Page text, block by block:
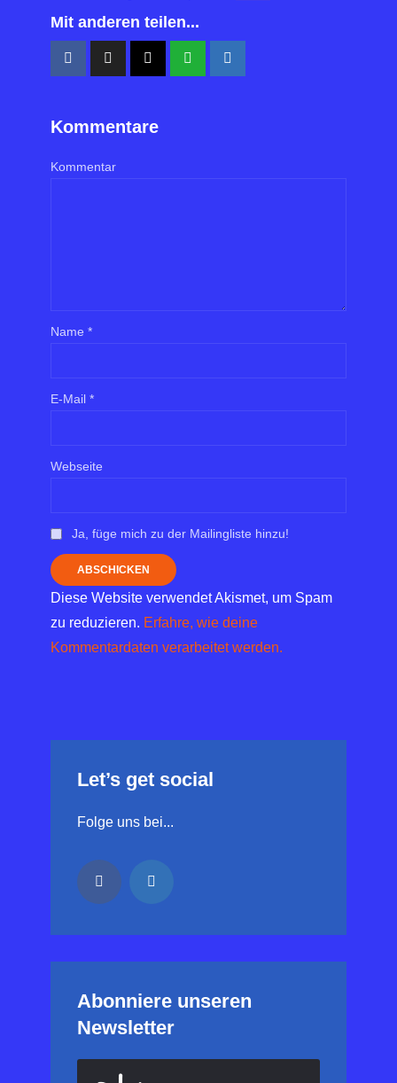
Mit anderen teilen...
Kommentare
Kommentar
Name *
E-Mail *
Webseite
Ja, füge mich zu der Mailingliste hinzu!
Diese Website verwendet Akismet, um Spam
zu reduzieren. Erfahre, wie deine
Kommentardaten verarbeitet werden.
Let’s get social
Folge uns bei...
Abonniere unseren
Newsletter